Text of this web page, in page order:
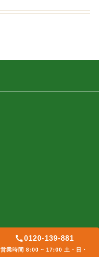
0120-139-881
営業時間 8:00 ~ 17:00 土・日・